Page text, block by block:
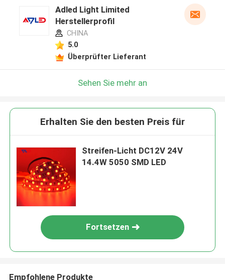
Adled Light Limited
Herstellerprofil
CHINA
5.0
Überprüfter Lieferant
Sehen Sie mehr an
Erhalten Sie den besten Preis für
Streifen-Licht DC12V 24V
14.4W 5050 SMD LED
Fortsetzen
Empfohlene Produkte